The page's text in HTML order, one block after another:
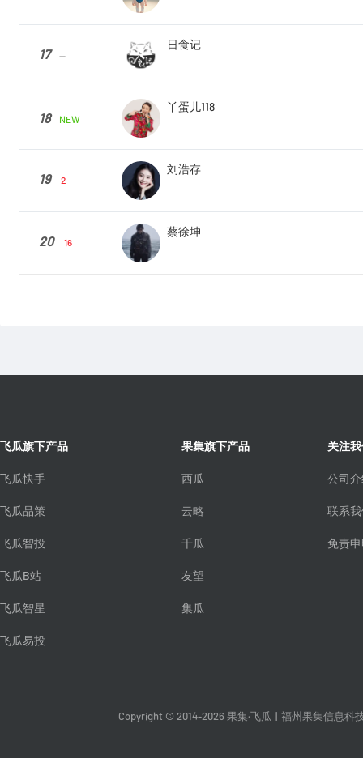
17 --
日食记
18 NEW
丫蛋儿118
19 2
刘浩存
20 16
蔡徐坤
飞瓜旗下产品
飞瓜快手
飞瓜品策
飞瓜智投
飞瓜B站
飞瓜智星
飞瓜易投
果集旗下产品
西瓜
云略
千瓜
友望
集瓜
关注
公司
联系
免责
Copyright © 2014-2026 果集·飞瓜 福州果集信息科